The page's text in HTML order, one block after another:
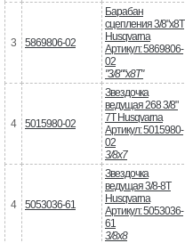
3 5869806-02
Барабан
сцепления 3/8"x8T
Husqvarna
Артикул: 5869806-
02
"3/8""x8T"
4 5015980-02
Звездочка
ведущая 268 3/8"
7T Husqvarna
Артикул: 5015980-
02
3/8x7
4 5053036-61
Звездочка
ведущая 3/8-8T
Husqvarna
Артикул: 5053036-
61
3/8x8